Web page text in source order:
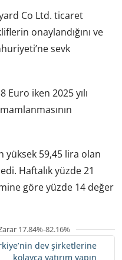
Co Ltd. ticaret
onaylandığını ve
sevk
iken 2025 yılı
yüksek 59,45 lira olan
Haftalık yüzde 21
göre yüzde 14 değer
17.84%-82.16%
dev şirketlerine
kolayca yatırım yapın